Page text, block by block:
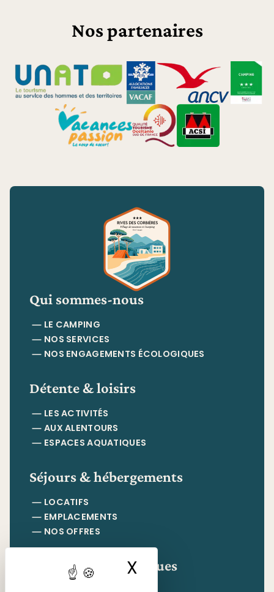
X Masquer le
Nos partenaires
Qui sommes-nous
LE CAMPING
NOS SERVICES
NOS ENGAGEMENTS ÉCOLOGIQUES
Détente & loisirs
LES ACTIVITÉS
AUX ALENTOURS
ESPACES AQUATIQUES
Séjours & hébergements
LOCATIFS
EMPLACEMENTS
NOS OFFRES
Informations pratiques